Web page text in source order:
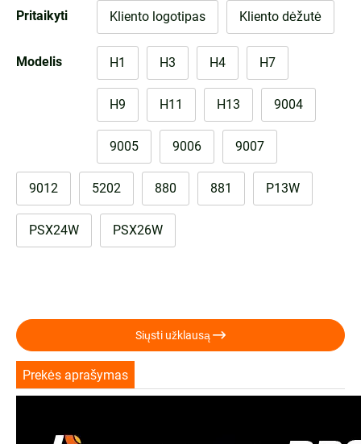
Pritaikyti Kliento logotipas Kliento dėžutė
Modelis H1 H3 H4 H7
H9 H11 H13 9004
9005 9006 9007
9012 5202 880 881 P13W
PSX24W PSX26W
Siųsti užklausą
Prekės aprašymas